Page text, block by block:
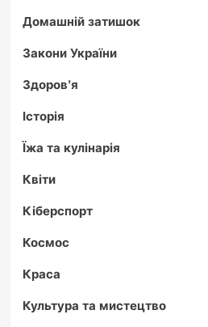
Домашній затишок
Закони України
Здоров'я
Історія
Їжа та кулінарія
Квіти
Кіберспорт
Космос
Краса
Культура та мистецтво